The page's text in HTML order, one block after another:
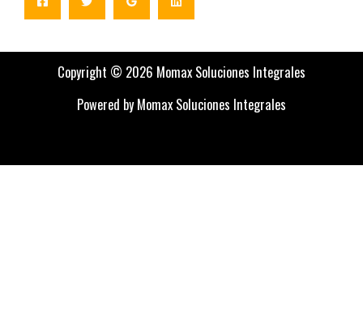
Copyright © 2026 Momax Soluciones Integrales
Powered by Momax Soluciones Integrales